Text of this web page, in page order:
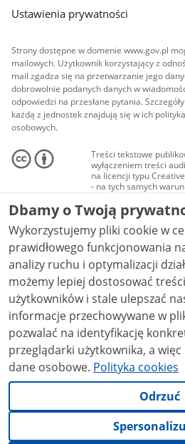
Ustawienia prywatności
Strony dostępne w domenie www.gov.pl
mailowych. Użytkownik korzystający z
mail zgadza się na przetwarzanie jego
dobrowolnie podanych danych w
odpowiedzi na przesłane pytania.
każdą z jednostek znajdują się w ich
osobowych.
Treści tekstowe
wyłączeniem treści
na licencji typu
- na tych samych
Materiały
audio i wideo, są
Creative Commons:
niekomercyjne - bez
NC-ND 4.0), o ile nie
Dbamy o Twoją
Wykorzystujemy pliki cookie w
prawidłowego funkcjonowania
analizy ruchu i optymalizacji działania
możemy lepiej dostosować
użytkowników i stale ulepszać nasze
informacje przechowywane w
pozwalać na identyfikację
przeglądarki użytkownika, a
dane osobowe. Polityka cookies
Odrzuć